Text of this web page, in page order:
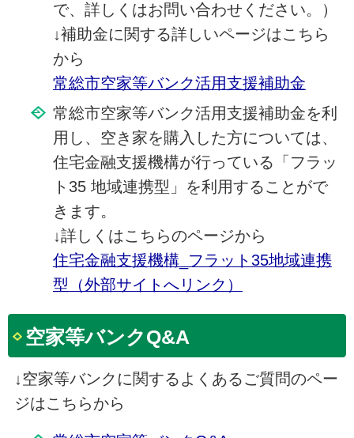
で、詳しくはお問い合わせください。）
↓補助金に関する詳しいページはこちら
から
常総市空家等バンク活用支援補助金
常総市空家等バンク活用支援補助金を利
用し、空き家を購入した方については、
住宅金融支援機構が行っている「フラッ
ト35 地域連携型」を利用することがで
きます。
↓詳しくはこちらのページから
住宅金融支援機構_フラット35地域連携
型（外部サイトへリンク）
空家等バンクQ&A
↓空家等バンクに関するよくあるご質問のペー
ジはこちらから